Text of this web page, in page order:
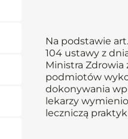
Na podstawie
104 ustawy z
Ministra Zdrowia
podmiotów
dokonywania
lekarzy
leczniczą